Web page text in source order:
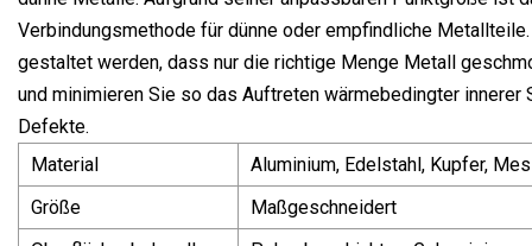
Verbindungsmethode für dünne oder empfindliche
gestaltet werden, dass nur die richtige Menge Metall
und minimieren Sie so das Auftreten wärmebedingter innerer
Defekte.
Material
Aluminium, Edelstahl, Kupfer,
Größe
Maßgeschneidert